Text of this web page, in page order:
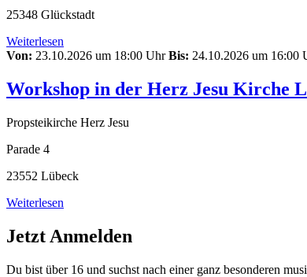
25348 Glückstadt
Weiterlesen
Von: 23.10.2026 um 18:00 UhrBis: 24.10.2026 um 16:00
Workshop in der Herz Jesu Kirche
Propsteikirche Herz Jesu
Parade 4
23552 Lübeck
Weiterlesen
Jetzt Anmelden
Du bist über 16 und suchst nach einer ganz besonderen